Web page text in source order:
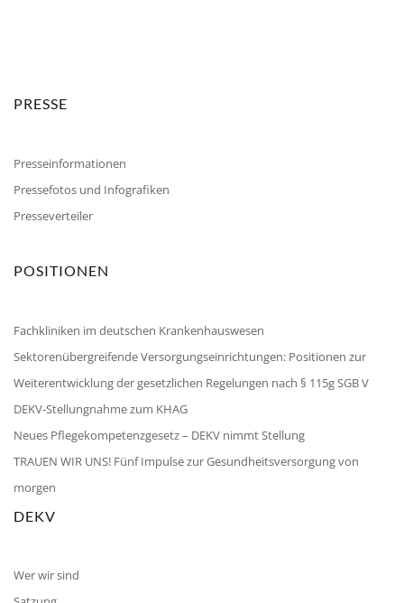
PRESSE
Presseinformationen
Pressefotos und Infografiken
Presseverteiler
POSITIONEN
Fachkliniken im deutschen Krankenhauswesen
Sektorenübergreifende Versorgungseinrichtungen: Positionen zur
Weiterentwicklung der gesetzlichen Regelungen nach § 115g SGB V
DEKV-Stellungnahme zum KHAG
Neues Pflegekompetenzgesetz – DEKV nimmt Stellung
TRAUEN WIR UNS! Fünf Impulse zur Gesundheitsversorgung von
morgen
DEKV
Wer wir sind